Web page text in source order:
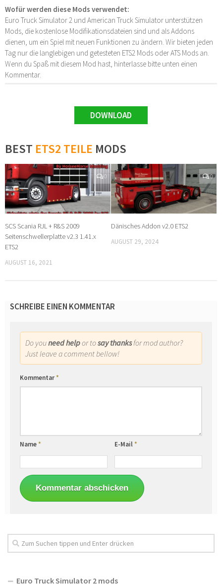
Wofür werden diese Mods verwendet:
Euro Truck Simulator 2 und American Truck Simulator unterstützen
Mods, die kostenlose Modifikationsdateien sind und als Addons
dienen, um ein Spiel mit neuen Funktionen zu ändern. Wir bieten jeden
Tag nur die langlebigen und getesteten ETS2 Mods oder ATS Mods an.
Wenn du Spaß mit diesem Mod hast, hinterlasse bitte unten einen
Kommentar.
DOWNLOAD
BEST ETS2 TEILE MODS
0
SCS Scania RJL + R&S 2009
Seitenschwellerplatte v2.3 1.41.x
ETS2
AUGUST 16, 2021
0
Dänisches Addon v2.0 ETS2
AUGUST 29, 2024
SCHREIBE EINEN KOMMENTAR
Do youneed helpor tosay thanksfor mod author?
Just leave a comment bellow!
Kommentar*
Name* E-Mail*
Euro Truck Simulator 2 mods